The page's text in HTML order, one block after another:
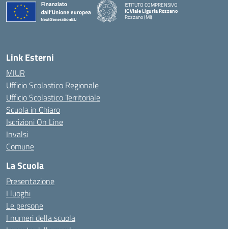
ISTITUTO COMPRENSIVO
IC Viale Liguria Rozzano
Rozzano (MI)
Link Esterni
MIUR
Ufficio Scolastico Regionale
Ufficio Scolastico Territoriale
Scuola in Chiaro
Iscrizioni On Line
Invalsi
Comune
La Scuola
Presentazione
I luoghi
Le persone
I numeri della scuola